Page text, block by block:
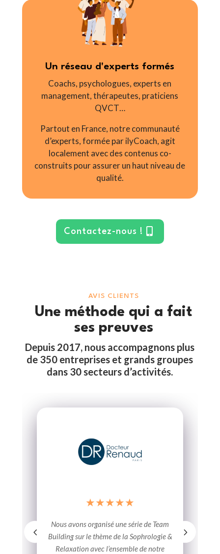
Un réseau d'experts formés
Coachs, psychologues, experts en
management, thérapeutes, praticiens
QVCT…
Partout en France, notre communauté
d’experts, formée par ilyCoach, agit
localement avec des contenus co-
construits pour assurer un haut niveau de
qualité.
Contactez-nous !
AVIS CLIENTS
Une méthode qui a fait
ses preuves
Depuis 2017, nous accompagnons plus
de 350 entreprises et grands groupes
dans 30 secteurs d’activités.
avons organisé une série de Team
sur le thème de la Sophrologie &
avec l’ensemble de notre
Parce que le
une valeur
Nous avons
collaborateurs
ateliers bien-